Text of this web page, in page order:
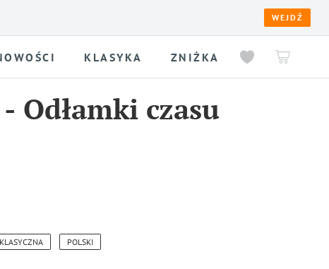
WEJDŹ
KLASYKA ZNIŻKA
- Odłamki czasu
POLSKI